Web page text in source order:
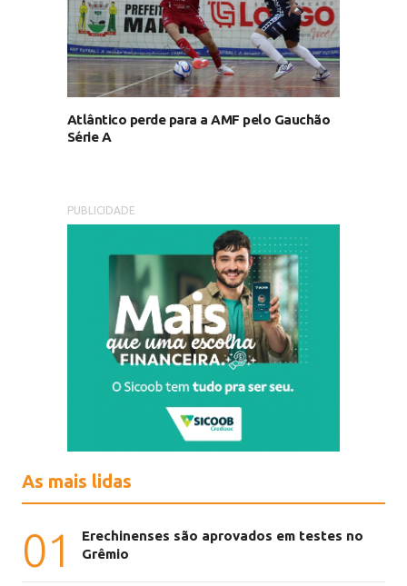
Atlântico perde para a AMF pelo Gauchão
Série A
PUBLICIDADE
As mais lidas
01
Erechinenses são aprovados em testes no
Grêmio